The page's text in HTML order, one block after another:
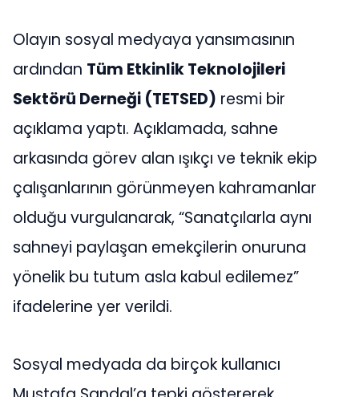
Olayın sosyal medyaya yansımasının
ardından Tüm Etkinlik Teknolojileri
Sektörü Derneği (TETSED) resmi bir
açıklama yaptı. Açıklamada, sahne
arkasında görev alan ışıkçı ve teknik ekip
çalışanlarının görünmeyen kahramanlar
olduğu vurgulanarak, “Sanatçılarla aynı
sahneyi paylaşan emekçilerin onuruna
yönelik bu tutum asla kabul edilemez”
ifadelerine yer verildi.
Sosyal medyada da birçok kullanıcı